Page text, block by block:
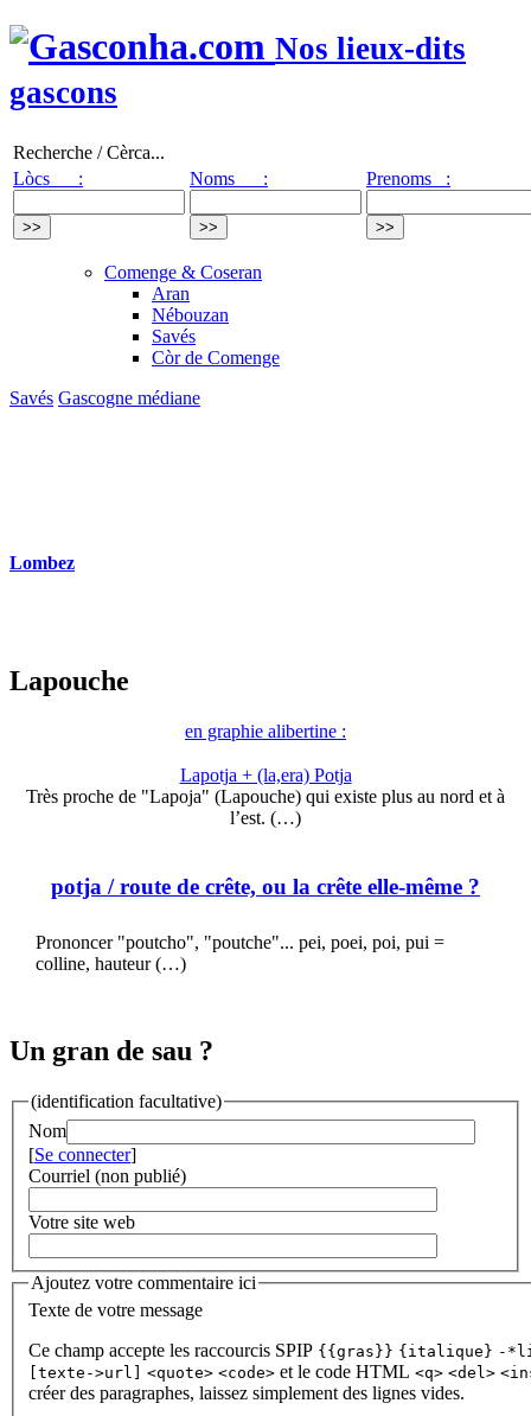
Nos lieux-dits
gascons
Recherche / Cèrca...
Lòcs :
Noms : Prenoms :
Comenge & Coseran
Aran
Nébouzan
Savés
Còr de Comenge
Savés Gascogne médiane
Lombez
Lapouche
en graphie alibertine :
Lapotja + (la,era) Potja
Très proche de "Lapoja" (Lapouche) qui existe plus au nord et à
l’est. (…)
potja / route de crête, ou la crête elle-même ?
Prononcer "poutcho", "poutche"... pei, poei, poi, pui =
colline, hauteur (…)
Un gran de sau ?
(identification facultative)
Nom
[Se connecter]
Courriel (non publié)
Votre site web
Ajoutez votre commentaire ici
Texte de votre message
Ce champ accepte les raccourcis SPIP {{gras}} {italique} -
[texte->url]
<quote> <code> et le code HTML <q> <del>
créer des paragraphes, laissez simplement des lignes vides.